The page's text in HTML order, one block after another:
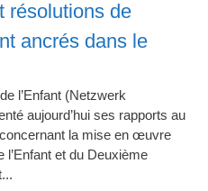
résolutions de
ancrés dans le
l’Enfant (Netzwerk
aujourd’hui ses rapports au
la mise en œuvre
et du Deuxième